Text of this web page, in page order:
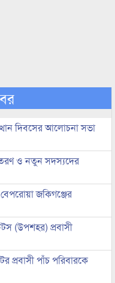
দিবসের আলোচনা সভা
ও নতুন সদস্যদের
জকিগঞ্জের
(উপশহর) প্রবাসী
প্রবাসী পাঁচ পরিবারকে